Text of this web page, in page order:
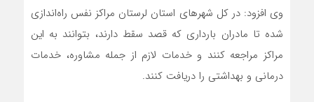
وی افزود: در کل شهرهای استان لرستان مراکز نفس راه‌اندازی
شده تا مادران بارداری که قصد سقط دارند، بتوانند به این
مراکز مراجعه کنند و خدمات لازم از جمله مشاوره، خدمات
درمانی و بهداشتی را دریافت کنند.